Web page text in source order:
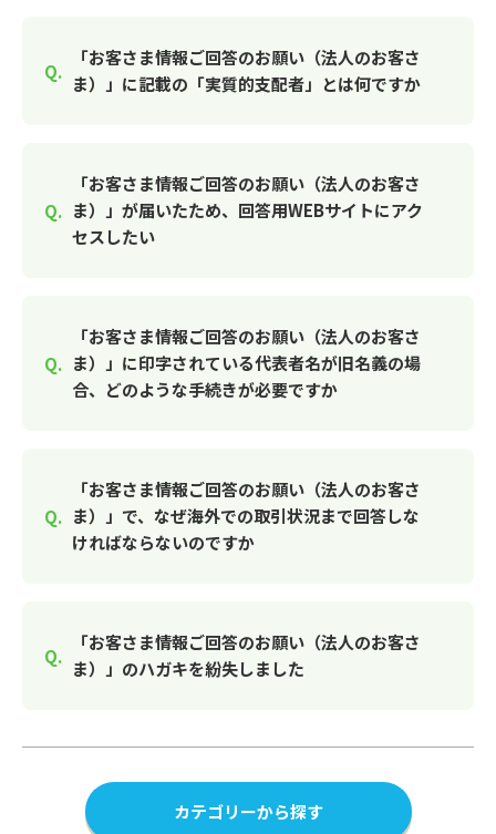
「お客さま情報ご回答のお願い（法人のお客さ
ま）」に記載の「実質的支配者」とは何ですか
「お客さま情報ご回答のお願い（法人のお客さ
ま）」が届いたため、回答用WEBサイトにアク
セスしたい
「お客さま情報ご回答のお願い（法人のお客さ
ま）」に印字されている代表者名が旧名義の場
合、どのような手続きが必要ですか
「お客さま情報ご回答のお願い（法人のお客さ
ま）」で、なぜ海外での取引状況まで回答しな
ければならないのですか
「お客さま情報ご回答のお願い（法人のお客さ
ま）」のハガキを紛失しました
カテゴリーから探す